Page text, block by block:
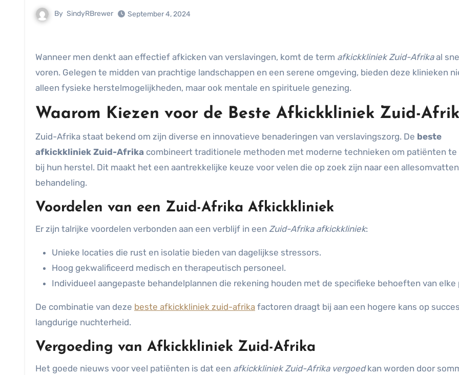
By SindyRBrewer September 4, 2024
Wanneer men denkt aan effectief afkicken van verslavingen, komt de term afkickkliniek Zuid-Afrikaal
voren. Gelegen te midden van prachtige landschappen en een serene omgeving, bieden deze klinieken
alleen fysieke herstelmogelijkheden, maar ook mentale en spirituele genezing.
Waarom Kiezen voor de Beste Afkickkliniek Zuid-
Zuid-Afrika staat bekend om zijn diverse en innovatieve benaderingen van verslavingszorg. De beste
afkickkliniek Zuid-Afrika combineert traditionele methoden met moderne technieken om patiënten te
bij hun herstel. Dit maakt het een aantrekkelijke keuze voor velen die op zoek zijn naar een
behandeling.
Voordelen van een Zuid-Afrika Afkickkliniek
Er zijn talrijke voordelen verbonden aan een verblijf in een Zuid-Afrika afkickkliniek:
Unieke locaties die rust en isolatie bieden van dagelijkse stressors.
Hoog gekwalificeerd medisch en therapeutisch personeel.
Individueel aangepaste behandelplannen die rekening houden met de specifieke behoeften van elke
De combinatie van deze beste afkickkliniek zuid-afrika factoren draagt bij aan een hogere kans op
langdurige nuchterheid.
Vergoeding van Afkickkliniek Zuid-Afrika
Het goede nieuws voor veel patiënten is dat een afkickkliniek Zuid-Afrika vergoedkan worden door